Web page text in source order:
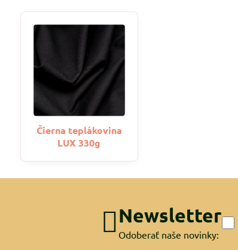
Čierna teplákovina
LUX 330g
Newsletter
Odoberať naše novinky: